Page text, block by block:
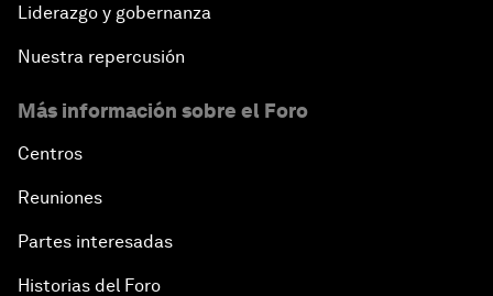
Liderazgo y gobernanza
Nuestra repercusión
Más información sobre el Foro
Centros
Reuniones
Partes interesadas
Historias del Foro